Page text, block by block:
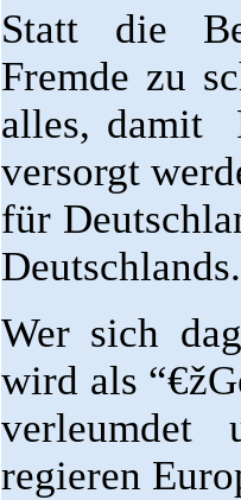
Statt die
Fremde zu
alles, damit
versorgt
für
Deutschlands.
Wer sich
wird als
verleumdet
regieren